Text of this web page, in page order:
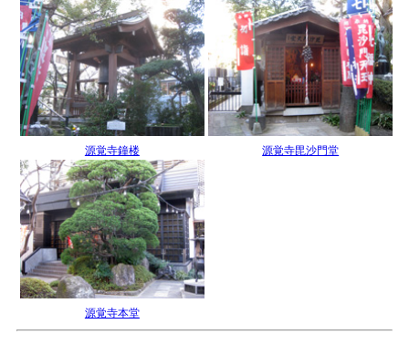
源覚寺鐘楼 源覚寺毘沙門堂
源覚寺本堂